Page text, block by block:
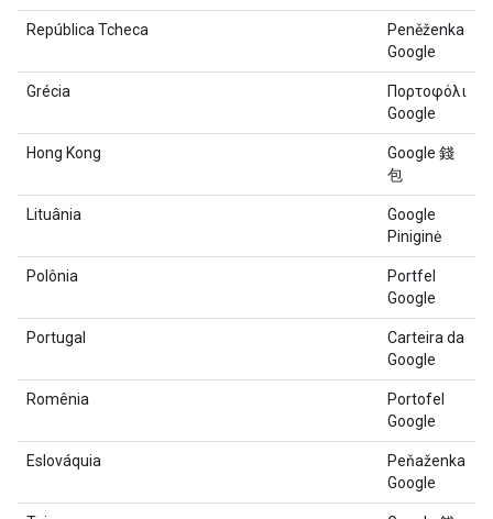
República Tcheca
Peněženka
Google
Grécia
Πορτοφόλι
Google
Hong Kong
Google 錢
包
Lituânia
Google
Piniginė
Polônia
Portfel
Google
Portugal
Carteira da
Google
Romênia
Portofel
Google
Eslováquia
Peňaženka
Google